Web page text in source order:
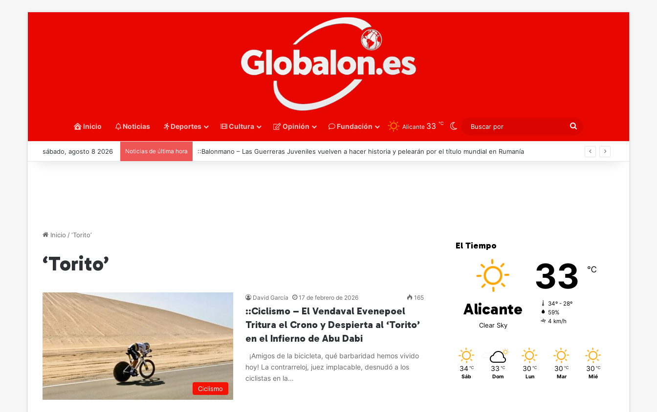
Inicio Noticias Deportes Cultura Opinión Fundación Alicante 33 ℃ Switch skin
Buscar
por
sábado, agosto 8 2026 Noticias de última hora ::Balonmano – Alemania frena el sueño de los Hispanos Juveniles, que lucharán ahora por el bronce europeo
Inicio /‘Torito’
‘Torito’
Ciclismo
David García 17 de febrero de 2026 165
::Ciclismo – El Vendaval Evenepoel
Tritura el Crono y Despierta al ‘Torito’
en el Infierno de Abu Dabi
¡Amigos de la bicicleta, qué barbaridad hemos vivido
hoy! La contrarreloj, juez implacable, desnudó a los
ciclistas en la…
El Tiempo
Alicante
Clear Sky
33 ℃
34º - 28º
59%
4 km/h
34 ℃
Sáb
33 ℃
Dom
30 ℃
Lun
30 ℃
Mar
30 ℃
Mié